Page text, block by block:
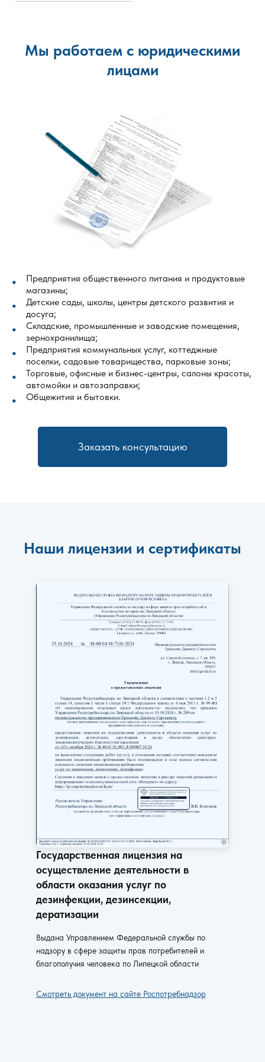
Мы работаем с юридическими
лицами
Предприятия общественного питания и продуктовые
магазины;
Детские сады, школы, центры детского развития и
досуга;
Складские, промышленные и заводские помещения,
зернохранилища;
Предприятия коммунальных услуг, коттеджные
поселки, садовые товарищества, парковые зоны;
Торговые, офисные и бизнес-центры, салоны красоты,
автомойки и автозаправки;
Общежития и бытовки.
Заказать консультацию
Наши лицензии и сертификаты
Государственная лицензия на
осуществление деятельности в
области оказания услуг по
дезинфекции, дезинсекции,
дератизации
Выдана Управлением Федеральной службы по
надзору в сфере защиты прав потребителей и
благополучия человека по Липецкой области
Смотреть документ на сайте Роспотребнадзор